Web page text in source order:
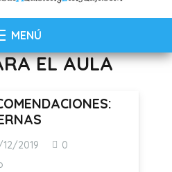
MENÚ
EL AULA
2019
0